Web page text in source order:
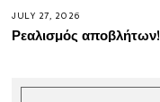
JULY 27, 2026
Ρεαλισμός αποβλήτων!